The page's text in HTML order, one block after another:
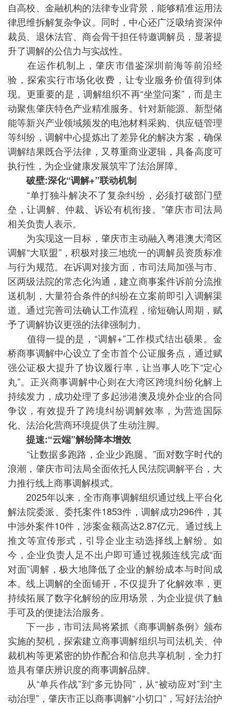
自高校、金融机构的法律专业背景，能够精准运用法
律思维拆解复杂争议。同时，中心还广泛吸纳资深仲
裁员、退休法官、商会骨干担任特邀调解员，显著提
升了调解的公信力与实战性。
在运作机制上，肇庆市借鉴深圳前海等前沿经
验，探索实行市场化收费，让专业服务价值得到体
现。更重要的是，调解组织不再“坐堂问案”，而是主
动聚焦肇庆特色产业精准服务。针对新能源、新型储
能等新兴产业领域频发的电池材料采购、供应链管理
等纠纷，调解中心提炼出了差异化的解决方案，确保
调解结果既合乎法律，又尊重商业逻辑，具备高度可
执行性，为企业健康发展筑牢了法治屏障。
破壁:深化“调解+”联动机制
“单打独斗解决不了复杂纠纷，必须打破部门壁
垒，让调解、仲裁、诉讼有机衔接。”肇庆市司法局
相关负责人表示。
为实现这一目标，肇庆市主动融入粤港澳大湾区
调解“大联盟”，积极对接三地统一的调解员资质标准
与行为规范。在诉调对接方面，市司法局加强与市、
区两级法院的常态化沟通，建立商事案件诉前分流推
送机制，大量符合条件的纠纷在立案前即引入调解渠
道。通过完善司法确认工作流程，缩短确认周期，赋
予了调解协议更强的法律强制力。
值得一提的是，“调解+”工作模式结出硕果。金
桥商事调解中心设立了全市首个公证服务点，通过赋
强公证极大提升了协议履行率，让当事人吃下“定心
丸”。正兴商事调解中心则在大湾区跨境纠纷化解上
持续发力，成功处理了多起涉港澳及境外企业的合同
争议，有效提升了跨境纠纷调解效率，为营造国际
化、法治化营商环境提供了生动注脚。
提速:“云端”解纷降本增效
“让数据多跑路，企业少跑腿。”面对数字时代的
浪潮，肇庆市司法局全面依托人民法院调解平台，大
力推行线上商事调解模式。
2025年以来，全市商事调解组织通过线上平台化
解法院委派、委托案件1853件，调解成功296件，其
中涉外案件10件，涉案金额高达2.87亿元。通过线上
推文等宣传形式，引导企业主动选择线上解纷。如
今，企业负责人足不出户即可通过视频连线完成“面
对面”调解，极大地降低了企业的解纷成本与时间成
本。线上调解的全面铺开，不仅提升了化解效率，更
持续拓展了数字化解纷的应用场景，为企业提供了触
手可及的便捷法治服务。
下一步，市司法局将紧抓《商事调解条例》颁布
实施的契机，探索建立商事调解组织与司法机关、仲
裁机构等更紧密的协作配合和信息共享机制，全力打
造具有肇庆辨识度的商事调解品牌。
从“单兵作战”到“多元协同”，从“被动应对”到“主
动治理”，肇庆市正以商事调解“小切口”，写好法治护